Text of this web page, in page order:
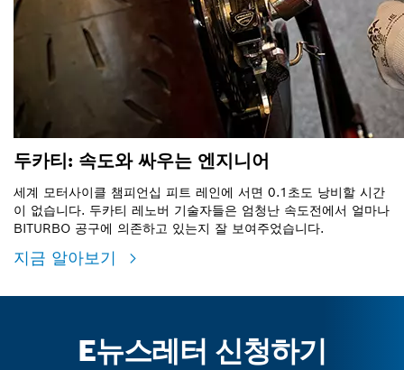
두카티: 속도와 싸우는 엔지니어
세계 모터사이클 챔피언십 피트 레인에 서면 0.1초도 낭비할 시간
이 없습니다. 두카티 레노버 기술자들은 엄청난 속도전에서 얼마나
BITURBO 공구에 의존하고 있는지 잘 보여주었습니다.
지금 알아보기
E뉴스레터 신청하기